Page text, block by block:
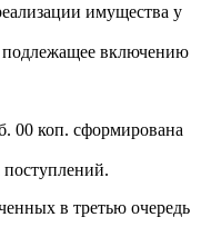
имущества у
включению
00 коп. сформирована
в третью очередь